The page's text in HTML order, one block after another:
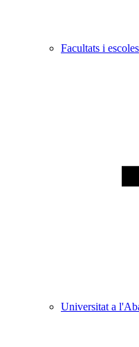
Facultats i escoles
Universitat a